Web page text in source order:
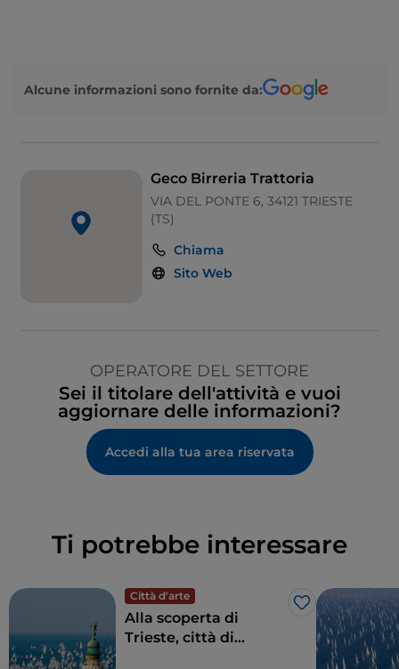
Tavoli all'aperto
Alcune informazioni sono fornite da:
Geco Birreria Trattoria
VIA DEL PONTE 6, 34121 TRIESTE
(TS)
Chiama
Sito Web
OPERATORE DEL SETTORE
Sei il titolare dell'attività e vuoi
aggiornare delle informazioni?
Accedi alla tua area riservata
Ti potrebbe interessare
Città d'arte
Like
Alla scoperta di
Trieste, città di